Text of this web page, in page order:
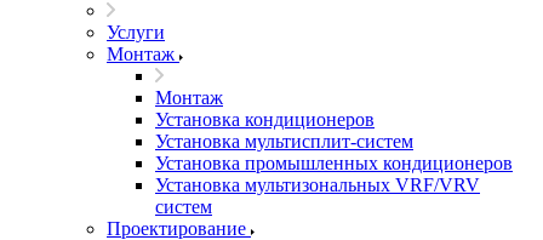
Услуги
Монтаж
Монтаж
Установка кондиционеров
Установка мультисплит-систем
Установка промышленных кондиционеров
Установка мультизональных VRF/VRV
систем
Проектирование